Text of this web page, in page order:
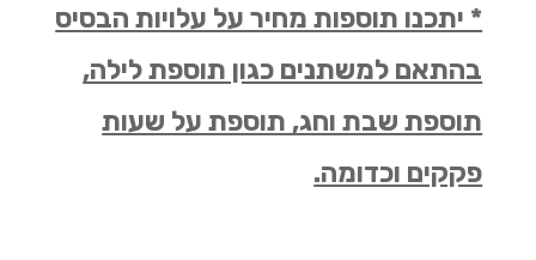
* יתכנו תוספות מחיר על עלויות הבסיס
בהתאם למשתנים כגון תוספת לילה,
תוספת שבת וחג, תוספת על שעות
פקקים וכדומה.